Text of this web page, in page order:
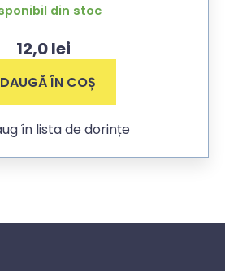
din stoc
12,0lei
ÎN COȘ
în lista de dorințe